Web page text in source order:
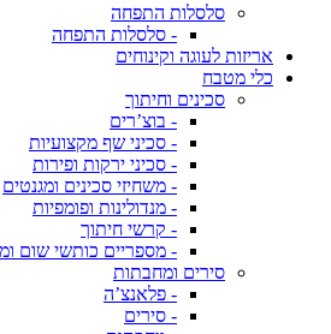
סלסלות התפחה
- סלסלות התפחה
אריזות לעוגה וקינוחים
כלי מטבח
סכינים וחיתוך
- בוצ’רים
- סכיני שף מקצועיות
- סכיני ירקות ופירות
- משחיזי סכינים ומגנטים
- מנדולינות ופומפיות
- קרשי חיתוך
- מספריים כותשי שום
סירים ומחבתות
- פלאנצ’ה
- סירים